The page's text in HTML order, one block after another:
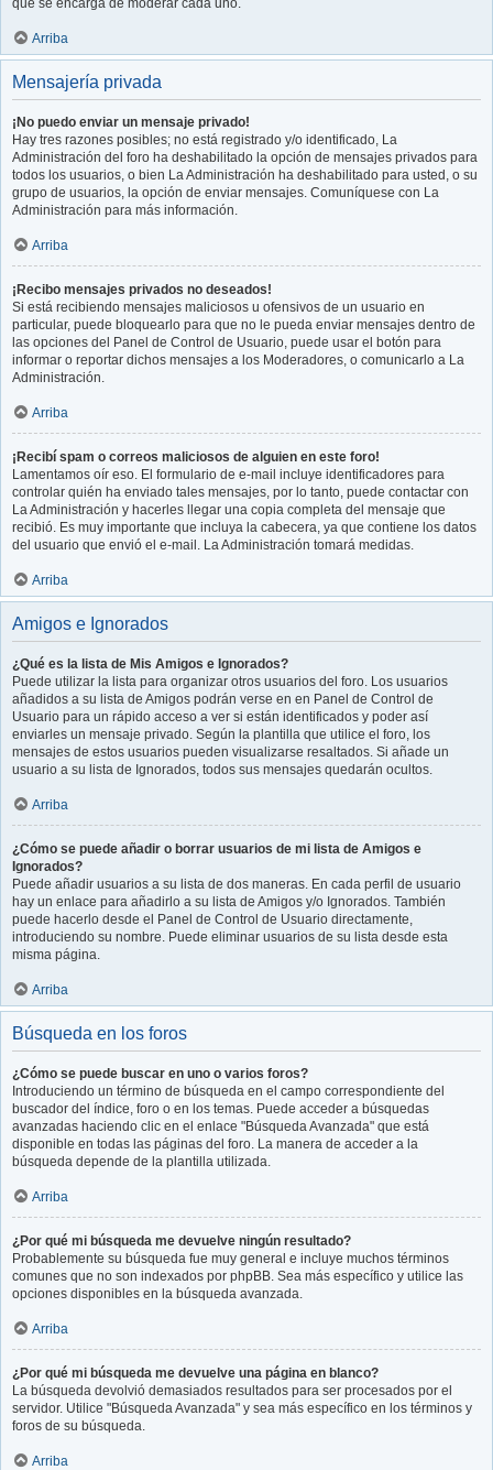
que se encarga de moderar cada uno.
Arriba
Mensajería privada
¡No puedo enviar un mensaje privado!
Hay tres razones posibles; no está registrado y/o identificado, La
Administración del foro ha deshabilitado la opción de mensajes privados para
todos los usuarios, o bien La Administración ha deshabilitado para usted, o su
grupo de usuarios, la opción de enviar mensajes. Comuníquese con La
Administración para más información.
Arriba
¡Recibo mensajes privados no deseados!
Si está recibiendo mensajes maliciosos u ofensivos de un usuario en
particular, puede bloquearlo para que no le pueda enviar mensajes dentro de
las opciones del Panel de Control de Usuario, puede usar el botón para
informar o reportar dichos mensajes a los Moderadores, o comunicarlo a La
Administración.
Arriba
¡Recibí spam o correos maliciosos de alguien en este foro!
Lamentamos oír eso. El formulario de e-mail incluye identificadores para
controlar quién ha enviado tales mensajes, por lo tanto, puede contactar con
La Administración y hacerles llegar una copia completa del mensaje que
recibió. Es muy importante que incluya la cabecera, ya que contiene los datos
del usuario que envió el e-mail. La Administración tomará medidas.
Arriba
Amigos e Ignorados
¿Qué es la lista de Mis Amigos e Ignorados?
Puede utilizar la lista para organizar otros usuarios del foro. Los usuarios
añadidos a su lista de Amigos podrán verse en en Panel de Control de
Usuario para un rápido acceso a ver si están identificados y poder así
enviarles un mensaje privado. Según la plantilla que utilice el foro, los
mensajes de estos usuarios pueden visualizarse resaltados. Si añade un
usuario a su lista de Ignorados, todos sus mensajes quedarán ocultos.
Arriba
¿Cómo se puede añadir o borrar usuarios de mi lista de Amigos e
Ignorados?
Puede añadir usuarios a su lista de dos maneras. En cada perfil de usuario
hay un enlace para añadirlo a su lista de Amigos y/o Ignorados. También
puede hacerlo desde el Panel de Control de Usuario directamente,
introduciendo su nombre. Puede eliminar usuarios de su lista desde esta
misma página.
Arriba
Búsqueda en los foros
¿Cómo se puede buscar en uno o varios foros?
Introduciendo un término de búsqueda en el campo correspondiente del
buscador del índice, foro o en los temas. Puede acceder a búsquedas
avanzadas haciendo clic en el enlace "Búsqueda Avanzada" que está
disponible en todas las páginas del foro. La manera de acceder a la
búsqueda depende de la plantilla utilizada.
Arriba
¿Por qué mi búsqueda me devuelve ningún resultado?
Probablemente su búsqueda fue muy general e incluye muchos términos
comunes que no son indexados por phpBB. Sea más específico y utilice las
opciones disponibles en la búsqueda avanzada.
Arriba
¿Por qué mi búsqueda me devuelve una página en blanco?
La búsqueda devolvió demasiados resultados para ser procesados por el
servidor. Utilice "Búsqueda Avanzada" y sea más específico en los términos y
foros de su búsqueda.
Arriba